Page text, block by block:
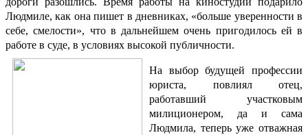
Людмиле, как она пишет в дневниках, «больше уверенности в
себе, смелости», что в дальнейшем очень пригодилось ей в
работе в суде, в условиях высокой публичности.
На выбор будущей профессии
юриста, повлиял отец,
работавший участковым
милиционером, да и сама
Людмила, теперь уже отважная